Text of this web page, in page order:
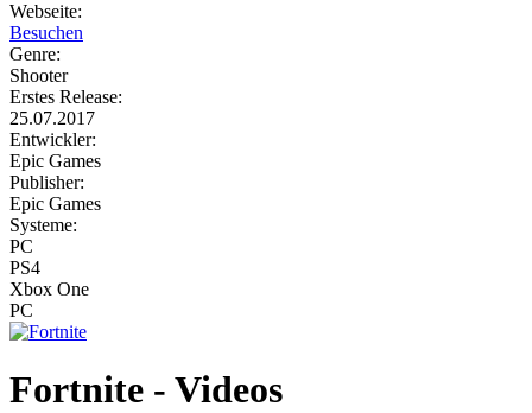
Webseite:
Besuchen
Genre:
Shooter
Erstes Release:
25.07.2017
Entwickler:
Epic Games
Publisher:
Epic Games
Systeme:
PC
PS4
Xbox One
PC
Fortnite - Videos